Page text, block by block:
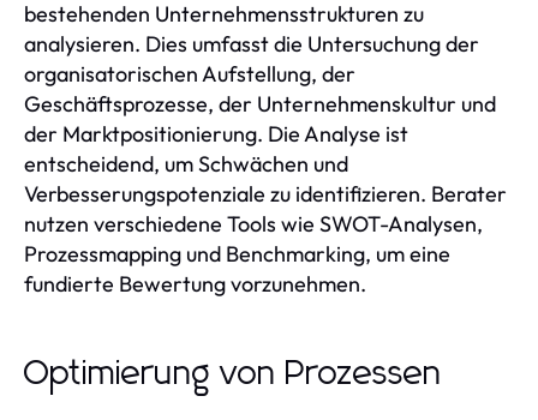
bestehenden Unternehmensstrukturen zu
analysieren. Dies umfasst die Untersuchung der
organisatorischen Aufstellung, der
Geschäftsprozesse, der Unternehmenskultur und
der Marktpositionierung. Die Analyse ist
entscheidend, um Schwächen und
Verbesserungspotenziale zu identifizieren. Berater
nutzen verschiedene Tools wie SWOT-Analysen,
Prozessmapping und Benchmarking, um eine
fundierte Bewertung vorzunehmen.
Optimierung von Prozessen